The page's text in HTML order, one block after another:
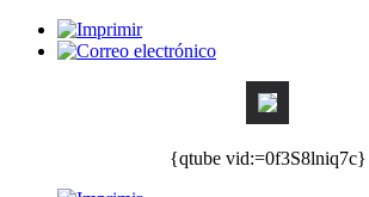
{qtube vid:=0f3S8lniq7c}